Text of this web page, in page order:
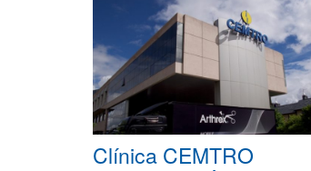
Clínica CEMTRO